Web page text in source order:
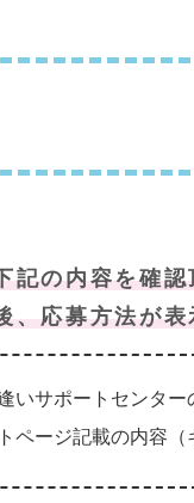
記の内容を確
、応募方法が
いサポートセンター
ページ記載の内容